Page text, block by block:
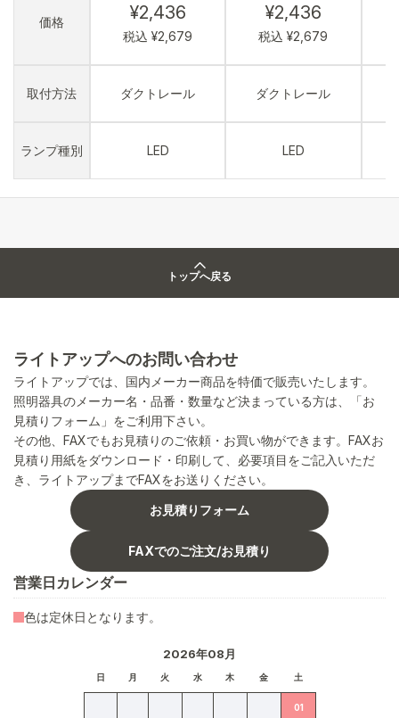
価格
取付方法
ランプ種別
¥2,436
税込 ¥2,679
ダクトレール
LED
¥2,436
税込 ¥2,679
ダクトレール
LED
トップへ戻る
ライトアップへのお問い合わせ
ライトアップでは、国内メーカー商品を特価で販売いたします。
照明器具のメーカー名・品番・数量など決まっている方は、「お
見積りフォーム」をご利用下さい。
その他、FAXでもお見積りのご依頼・お買い物ができます。FAXお
見積り用紙をダウンロード・印刷して、必要項目をご記入いただ
き、ライトアップまでFAXをお送りください。
お見積りフォーム
FAXでのご注文/お見積り
営業日カレンダー
2026年08月
日 月 火 水 木 金 土
01
色は定休日となります。